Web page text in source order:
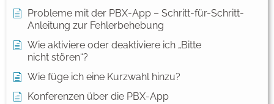
Probleme mit der PBX-App – Schritt-für-Schritt-
Anleitung zur Fehlerbehebung
Wie aktiviere oder deaktiviere ich „Bitte
nicht stören“?
Wie füge ich eine Kurzwahl hinzu?
Konferenzen über die PBX-App